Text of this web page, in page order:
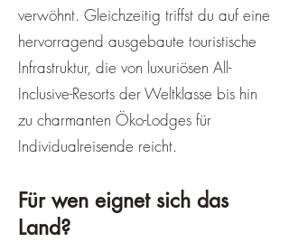
verwöhnt. Gleichzeitig triffst du auf eine
hervorragend ausgebaute touristische
Infrastruktur, die von luxuriösen All-
Inclusive-Resorts der Weltklasse bis hin
zu charmanten Öko-Lodges für
Individualreisende reicht.
Für wen eignet sich das
Land?